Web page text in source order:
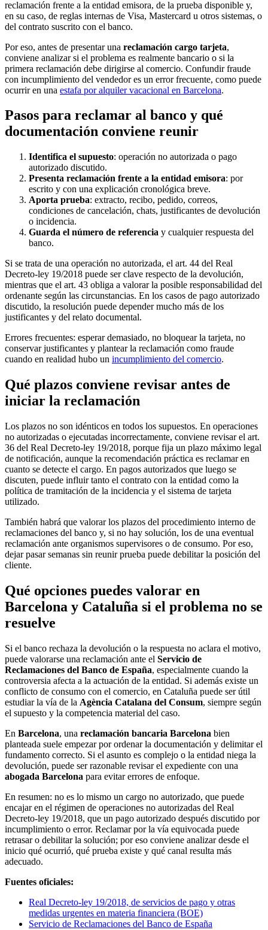
reclamación frente a la entidad emisora, de la prueba disponible y,
en su caso, de reglas internas de Visa, Mastercard u otros sistemas, o
del contrato suscrito con el banco.
Por eso, antes de presentar una reclamación cargo tarjeta,
conviene analizar si el problema es realmente bancario o si la
primera reclamación debe dirigirse al comercio. Confundir fraude
con incumplimiento del vendedor es un error frecuente, como puede
ocurrir en una estafa por alquiler vacacional en Barcelona.
Pasos para reclamar al banco y qué
documentación conviene reunir
Identifica el supuesto: operación no autorizada o pago
autorizado discutido.
Presenta reclamación frente a la entidad emisora: por
escrito y con una explicación cronológica breve.
Aporta prueba: extracto, recibo, pedido, correos,
condiciones de cancelación, chats, justificantes de devolución
o incidencia.
Guarda el número de referencia y cualquier respuesta del
banco.
Si se trata de una operación no autorizada, el art. 44 del Real
Decreto-ley 19/2018 puede ser clave respecto de la devolución,
mientras que el art. 43 obliga a valorar la posible responsabilidad del
ordenante según las circunstancias. En los casos de pago autorizado
discutido, la resolución puede depender mucho más de los
justificantes y del relato documental.
Errores frecuentes: esperar demasiado, no bloquear la tarjeta, no
conservar justificantes y plantear la reclamación como fraude
cuando en realidad hubo un incumplimiento del comercio.
Qué plazos conviene revisar antes de
iniciar la reclamación
Los plazos no son idénticos en todos los supuestos. En operaciones
no autorizadas o ejecutadas incorrectamente, conviene revisar el art.
36 del Real Decreto-ley 19/2018, porque fija un plazo máximo legal
de notificación, aunque la recomendación práctica es reclamar en
cuanto se detecte el cargo. En pagos autorizados que luego se
discuten, puede influir tanto el contrato con la entidad como la
política de tramitación de la incidencia y el sistema de tarjeta
utilizado.
También habrá que valorar los plazos del procedimiento interno de
reclamaciones del banco y, si no hay solución, los de una eventual
reclamación ante organismos supervisores o de consumo. Por eso,
dejar pasar semanas sin reunir prueba puede debilitar la posición del
cliente.
Qué opciones puedes valorar en
Barcelona y Cataluña si el problema no se
resuelve
Si el banco rechaza la devolución o la respuesta no aclara el motivo,
puede valorarse una reclamación ante el Servicio de
Reclamaciones del Banco de España, especialmente cuando la
controversia afecta a la actuación de la entidad. Si además existe un
conflicto de consumo con el comercio, en Cataluña puede ser útil
estudiar la vía de la Agència Catalana del Consum, siempre según
el supuesto y la competencia material del caso.
En Barcelona, una reclamación bancaria Barcelona bien
planteada suele empezar por ordenar la documentación y delimitar el
fundamento correcto. Si el asunto es complejo o la entidad niega la
devolución, puede ser razonable revisar el expediente con una
abogada Barcelona para evitar errores de enfoque.
En resumen: no es lo mismo un cargo no autorizado, que puede
encajar en el régimen de operaciones no autorizadas del Real
Decreto-ley 19/2018, que un pago autorizado después discutido por
incumplimiento o error. Reclamar por la vía equivocada puede
retrasar o debilitar la solución; por eso conviene analizar desde el
inicio qué ocurrió, qué prueba existe y qué canal resulta más
adecuado.
Fuentes oficiales:
Real Decreto-ley 19/2018, de servicios de pago y otras
medidas urgentes en materia financiera (BOE)
Servicio de Reclamaciones del Banco de España